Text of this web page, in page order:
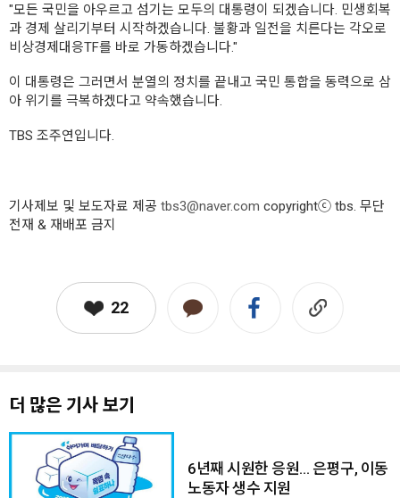
"모든 국민을 아우르고 섬기는 모두의 대통령이 되겠습니다. 민생회복
과 경제 살리기부터 시작하겠습니다. 불황과 일전을 치른다는 각오로
비상경제대응TF를 바로 가동하겠습니다."
이 대통령은 그러면서 분열의 정치를 끝내고 국민 통합을 동력으로 삼
아 위기를 극복하겠다고 약속했습니다.
TBS 조주연입니다.
기사제보 및 보도자료 제공 tbs3@naver.com copyrightⓒ tbs. 무단
전재 & 재배포 금지
22
더 많은 기사 보기
6년째 시원한 응원… 은평구, 이동
노동자 생수 지원